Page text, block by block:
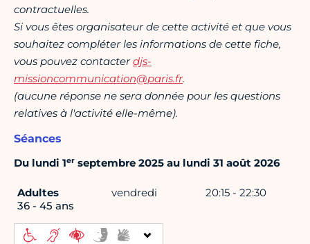
contractuelles.
Si vous êtes organisateur de cette activité et que vous
souhaitez compléter les informations de cette fiche,
vous pouvez contacterdjs-
missioncommunication@paris.fr.
(aucune réponse ne sera donnée pour les questions
relatives à l'activité elle-même).
Séances
Du lundi 1er septembre 2025 au lundi 31 août 2026
Adultes
36 - 45 ans
vendredi 20:15 - 22:30